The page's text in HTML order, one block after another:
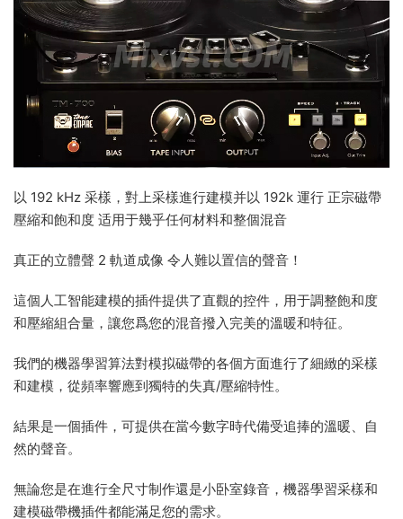
以 192 kHz 采樣，對上采樣進行建模并以 192k 運行 正宗磁帶
壓縮和飽和度 适用于幾乎任何材料和整個混音
真正的立體聲 2 軌道成像 令人難以置信的聲音！
這個人工智能建模的插件提供了直觀的控件，用于調整飽和度
和壓縮組合量，讓您爲您的混音撥入完美的溫暖和特征。
我們的機器學習算法對模拟磁帶的各個方面進行了細緻的采樣
和建模，從頻率響應到獨特的失真/壓縮特性。
結果是一個插件，可提供在當今數字時代備受追捧的溫暖、自
然的聲音。
無論您是在進行全尺寸制作還是小卧室錄音，機器學習采樣和
建模磁帶機插件都能滿足您的需求。